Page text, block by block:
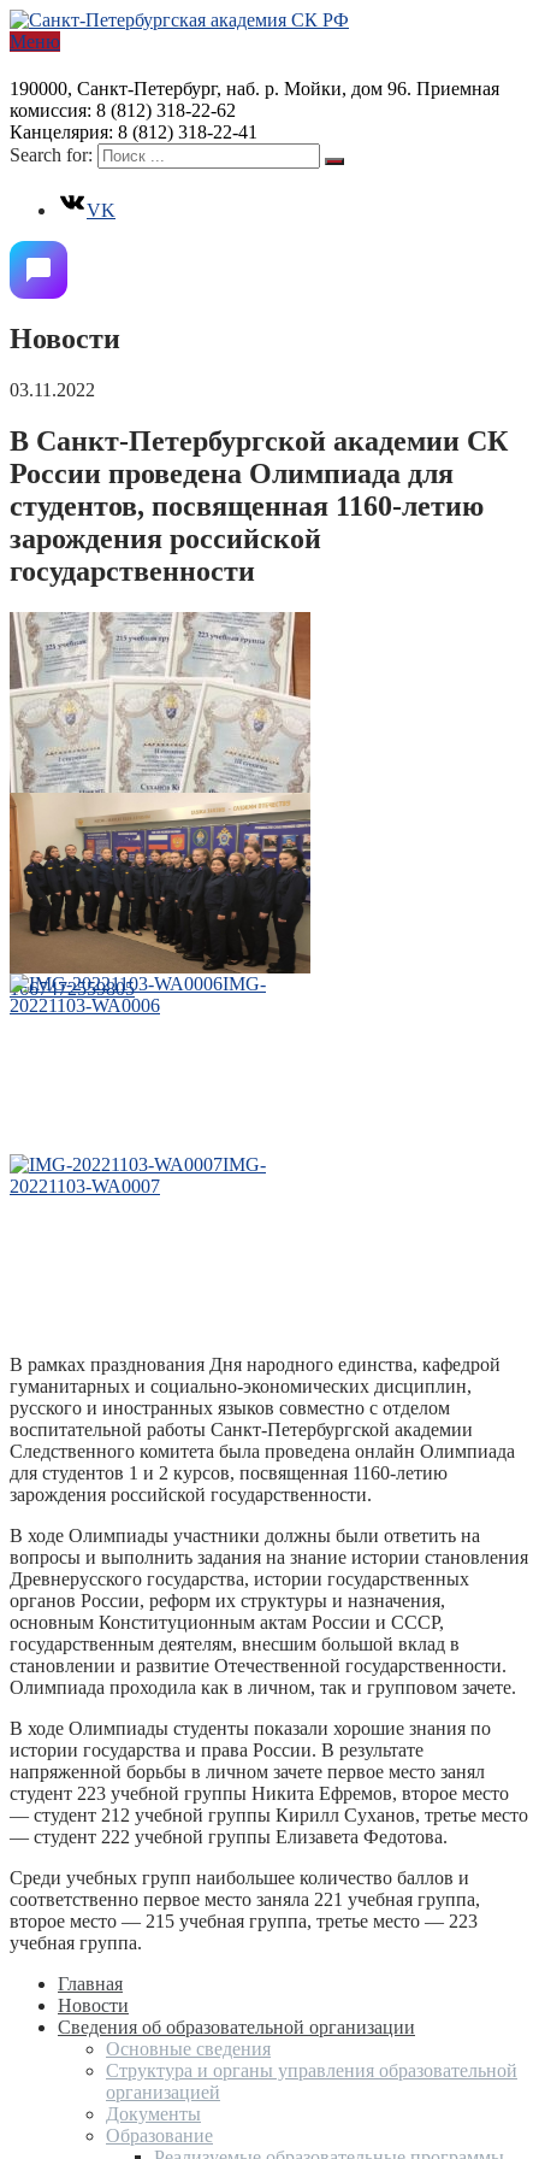
Меню
190000, Санкт-Петербург, наб. р. Мойки, дом 96. Приемная
комиссия: 8 (812) 318-22-62
Канцелярия: 8 (812) 318-22-41
Search for:
VK
Новости
03.11.2022
В Санкт-Петербургской академии СК
России проведена Олимпиада для
студентов, посвященная 1160-летию
зарождения российской
государственности
60bce5dc-5f66-440a-851a-
39ecc999b5ab
1667472559805
IMG-
20221103-WA0006
IMG-
20221103-WA0007
В рамках празднования Дня народного единства, кафедрой
гуманитарных и социально-экономических дисциплин,
русского и иностранных языков совместно с отделом
воспитательной работы Санкт-Петербургской академии
Следственного комитета была проведена онлайн Олимпиада
для студентов 1 и 2 курсов, посвященная 1160-летию
зарождения российской государственности.
В ходе Олимпиады участники должны были ответить на
вопросы и выполнить задания на знание истории становления
Древнерусского государства, истории государственных
органов России, реформ их структуры и назначения,
основным Конституционным актам России и СССР,
государственным деятелям, внесшим большой вклад в
становлении и развитие Отечественной государственности.
Олимпиада проходила как в личном, так и групповом зачете.
В ходе Олимпиады студенты показали хорошие знания по
истории государства и права России. В результате
напряженной борьбы в личном зачете первое место занял
студент 223 учебной группы Никита Ефремов, второе место
— студент 212 учебной группы Кирилл Суханов, третье место
— студент 222 учебной группы Елизавета Федотова.
Среди учебных групп наибольшее количество баллов и
соответственно первое место заняла 221 учебная группа,
второе место — 215 учебная группа, третье место — 223
учебная группа.
Главная
Новости
Сведения об образовательной организации
Основные сведения
Структура и органы управления образовательной
организацией
Документы
Образование